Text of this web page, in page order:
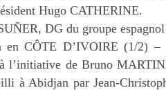
Hugo CATHERINE.
DG du groupe
en CÔTE D’IVOIRE (1/2) –
l’initiative de Bruno
à Abidjan par Jean-